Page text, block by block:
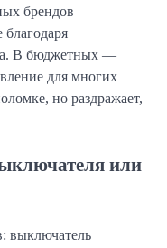
брендов
благодаря
В бюджетных —
для многих
но раздражает,
или
выключатель